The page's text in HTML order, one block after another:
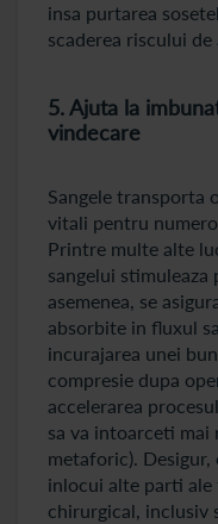
insa purtarea
scaderea riscului de
5. Ajuta la
vindecare
Sangele transporta
vitali pentru
Printre multe alte
sangelui stimuleaza
asemenea, se
absorbite in fluxul
incurajarea unei
compresie dupa
accelerarea
sa va intoarceti mai
metaforic).
inlocui alte parti
chirurgical, inclusiv